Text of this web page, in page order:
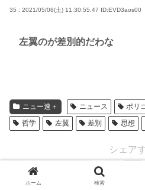
35 : 2021/05/08(土) 11:30:55.47 ID:EVD3aos00
左翼のが差別的だわな
ニュー速＋ ニュース ポリ
哲学
左翼 差別 思想
シェア
ホーム 検索